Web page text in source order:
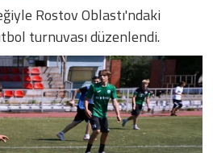
Rostov Oblastı'ndaki
turnuvası düzenlendi.